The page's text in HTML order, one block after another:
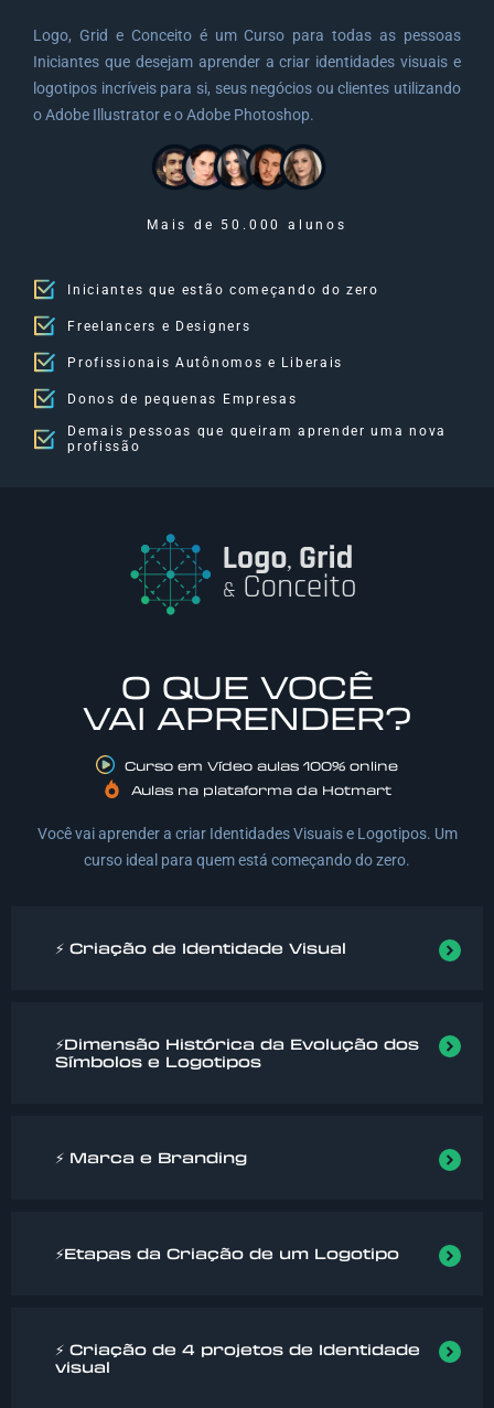
Logo, Grid e Conceito é um Curso para todas as pessoas
Iniciantes que desejam aprender a criar identidades visuais e
logotipos incríveis para si, seus negócios ou clientes utilizando
o Adobe Illustrator e o Adobe Photoshop.
Mais de 50.000 alunos
Iniciantes que estão começando do zero
Freelancers e Designers
Profissionais Autônomos e Liberais
Donos de pequenas Empresas
Demais pessoas que queiram aprender uma nova
profissão
⚡ Criação de Identidade Visual
⚡Dimensão Histórica da Evolução dos
Símbolos e Logotipos
⚡ Marca e Branding
⚡Etapas da Criação de um Logotipo
⚡ Criação de 4 projetos de Identidade
visual
O QUE VOCÊ
VAI APRENDER?
Curso em Vídeo aulas 100% online
Aulas na plataforma da Hotmart
Você vai aprender a criar Identidades Visuais e Logotipos. Um
curso ideal para quem está começando do zero.